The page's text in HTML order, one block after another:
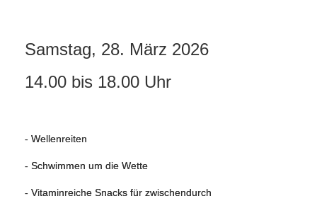
Samstag, 28. März 2026
14.00 bis 18.00 Uhr
- Wellenreiten
- Schwimmen um die Wette
- Vitaminreiche Snacks für zwischendurch